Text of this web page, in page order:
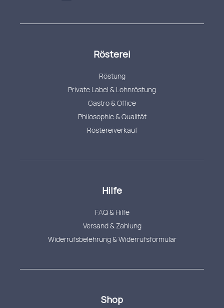
Rösterei
Röstung
Private Label & Lohnröstung
Gastro & Office
Philosophie & Qualität
Röstereiverkauf
Hilfe
FAQ & Hilfe
Versand & Zahlung
Widerrufsbelehrung & Widerrufsformular
Shop